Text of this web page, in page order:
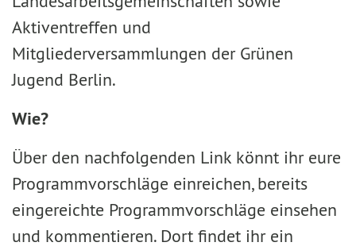
Aktiventreffen und
Mitgliederversammlungen der Grünen
Jugend Berlin.
Wie?
Über den nachfolgenden Link könnt ihr eure
Programmvorschläge einreichen, bereits
eingereichte Programmvorschläge einsehen
und kommentieren. Dort findet ihr ein